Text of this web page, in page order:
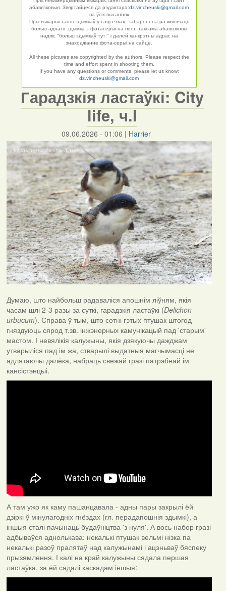
абавязковыя. Звяртайцеся да рэдактара:dz.vincheuski@gmail.com
па ўсіх пытаннях
Пры выкарыстанні здымкаў у сацсетках, забаронена размяшчаць
больш аднаго здымка з фотасерыі на пост, таксама абавязковы
надпіс "больш здымкаў тут:" і далей канкрэтны адрас на
знаходжанне фота-серыі на сайце.
All these pictures are copyrighted by the authors. Please respect the
time and effort spent in shooting them.
If you have any questions or comments, please let us know:
dz.vincheuski@gmail.com
Гарадзкія ластаўкі: City
life, ч.I
09.06.2026 - 01:06 | Harrier
Думаю, што найбольш радаваліся апошнім ліўням, якія
часам шлі 2-3 разы за суткі, гарадзкія ластаўкі (Delichon
urbucum). Справа ў тым, што сотні гэтых птушак штогод
гняздуюць сярод т.зв. інжэнерных камунікацый пад 'старым'
мастом. І невялікія калужыны, якія дзякуючы дажджам
утварыліся пад ім жа, стварылі выдатныя магчымасці не
адлятаючы далёка, набраць свежай гразі патрэбнай ім
кансістэнцыі.
А там ужо як каму пашанцавала - адны пары закрылі ёй
дзіркі ў мінулагодніх гнёздах (гл. перадапошнія здымкі), а
іншыя сталі пачынаць будаўніцтва 'з нуля'. А вось набор гразі
адбываўся аднолькава: некалькі птушак вельмі нізка па
некалькі разоў пралятаў над калужынамі і ацэньваў бяспеку
прызямлення. І калі на край калужыны сядала першая
ластаўка, за ёй сядалі каскадам іншыя: